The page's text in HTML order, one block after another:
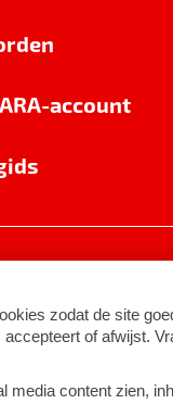
account
©2026BNNVARA